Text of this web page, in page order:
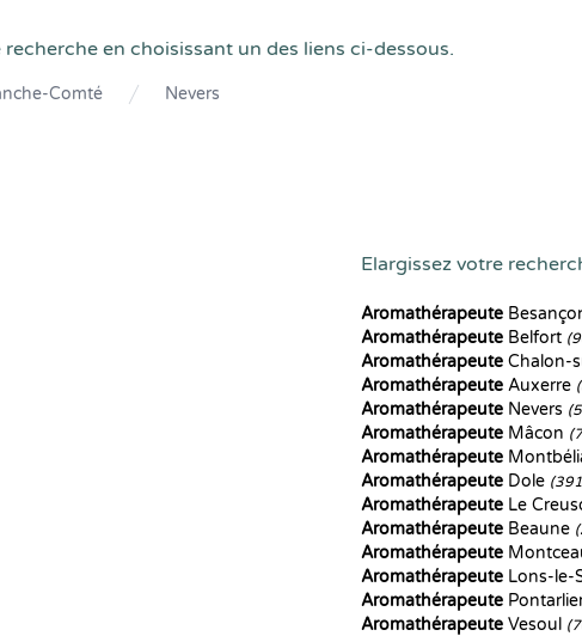
en choisissant un des liens ci-dessous.
Comté Nevers
Elargissez votre
Aromathérapeute
Aromathérapeute Belfort
Aromathérapeute Chalon-
Aromathérapeute Auxerre
Aromathérapeute Nevers
Aromathérapeute Mâcon
Aromathérapeute
Aromathérapeute Dole
Aromathérapeute Le
Aromathérapeute Beaune
Aromathérapeute
Aromathérapeute Lons-le-
Aromathérapeute
Aromathérapeute Vesoul